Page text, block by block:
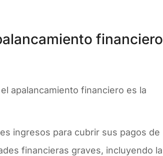
financiero
apalancamiento financiero es la
ingresos para cubrir sus pagos de
financieras graves, incluyendo la